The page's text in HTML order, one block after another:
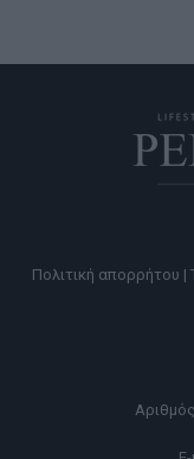
Πολιτική απορρήτου |